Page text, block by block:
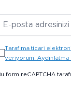
Tarafıma ticari
veriyorum. Aydınlatma
form reCAPTCHA